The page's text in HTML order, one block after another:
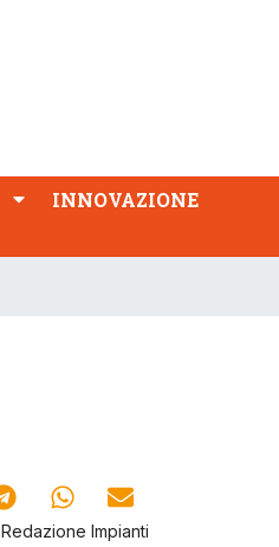
INNOVAZIONE
Redazione Impianti